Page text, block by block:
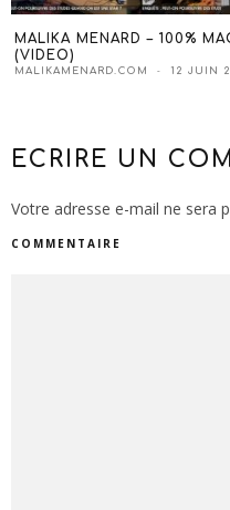
MALIKA MENARD – 100%
(VIDEO)
MALIKAMENARD.COM 12 JUIN
ECRIRE UN
Votre adresse e-mail ne sera
COMMENTAIRE